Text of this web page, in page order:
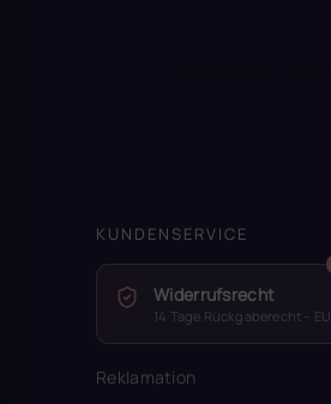
KUNDENSERVICE
Widerrufsrecht
14 Tage Rückgaberecht – EU
Reklamation